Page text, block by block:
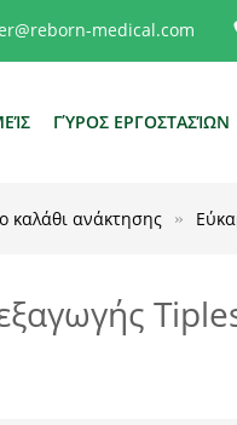
medical.com
ΓΎΡΟΣ ΕΡΓΟΣΤΑΣΊΩΝ
καλάθι ανάκτησης